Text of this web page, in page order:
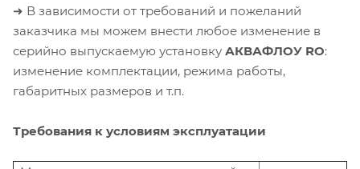
➜ В зависимости от требований и пожеланий
заказчика мы можем внести любое изменение в
серийно выпускаемую установку АКВАФЛОУ RO:
изменение комплектации, режима работы,
габаритных размеров и т.п.
Требования к условиям эксплуатации